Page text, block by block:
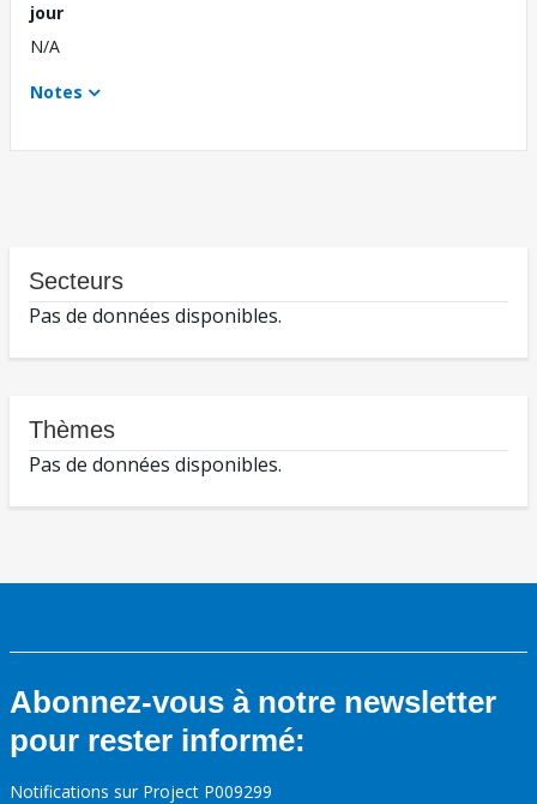
jour
N/A
Notes
Secteurs
Pas de données disponibles.
Thèmes
Pas de données disponibles.
Abonnez-vous à notre newsletter
pour rester informé:
Notifications sur Project P009299